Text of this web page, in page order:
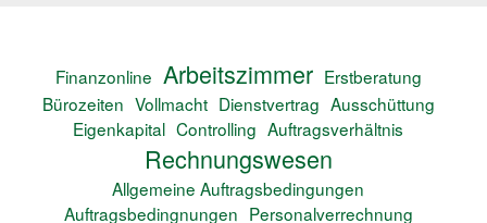
Finanzonline Arbeitszimmer Erstberatung
Bürozeiten Vollmacht Dienstvertrag Ausschüttung
Eigenkapital Controlling Auftragsverhältnis
Rechnungswesen
Allgemeine Auftragsbedingungen
Auftragsbedingnungen Personalverrechnung